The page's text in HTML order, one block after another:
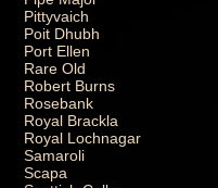
Pittyvaich
Poit Dhubh
Port Ellen
Rare Old
Robert Burns
Rosebank
Royal Brackla
Royal Lochnagar
Samaroli
Scapa